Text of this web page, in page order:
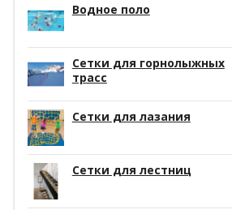
Водное поло
Сетки для горнолыжных
трасс
Сетки для лазания
Сетки для лестниц